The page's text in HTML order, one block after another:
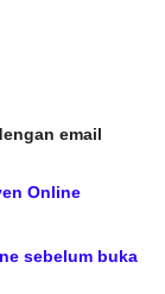
email
Online
sebelum buka